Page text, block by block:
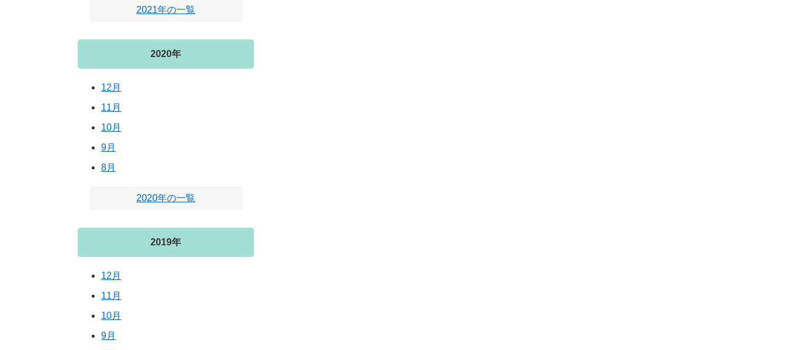
2021年の一覧
2020年
12月
11月
10月
9月
8月
2020年の一覧
2019年
12月
11月
10月
9月